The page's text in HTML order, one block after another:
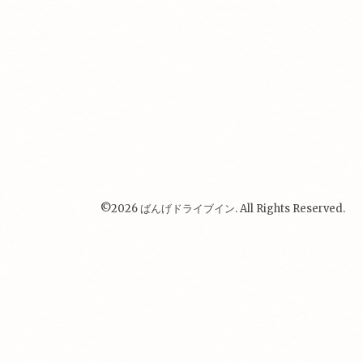
©2026ばんげドライブイン. All Rights Reserved.